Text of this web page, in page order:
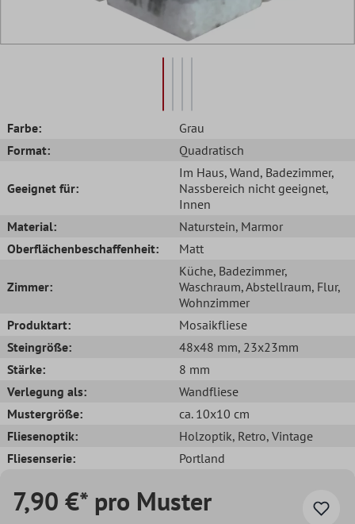
Farbe:
Grau
Format:
Quadratisch
Geeignet für:
Im Haus, Wand, Badezimmer,
Nassbereich nicht geeignet,
Innen
Material:
Naturstein, Marmor
Oberflächenbeschaffenheit:
Matt
Zimmer:
Küche, Badezimmer,
Waschraum, Abstellraum, Flur,
Wohnzimmer
Produktart:
Mosaikfliese
Steingröße:
48x48 mm, 23x23mm
Stärke:
8 mm
Verlegung als:
Wandfliese
Mustergröße:
ca. 10x10 cm
Fliesenoptik:
Holzoptik, Retro, Vintage
Fliesenserie:
Portland
7,90 €* pro Muster